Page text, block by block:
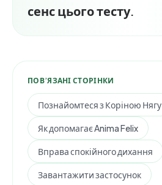
сенс цього тесту.
ПОВ’ЯЗАНІ СТОРІНКИ
Познайомтеся з Коріною Нягу
Як допомагає Anima Felix
Вправа спокійного дихання
Завантажити застосунок